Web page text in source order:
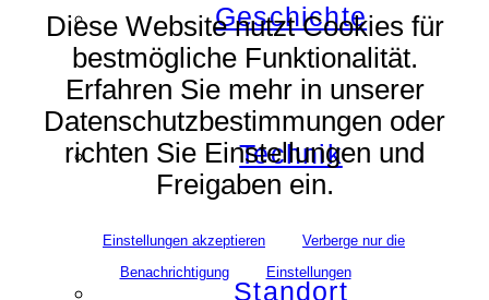
Geschichte
Technik
Standort
Diese Website nutzt Cookies für
bestmögliche Funktionalität.
Erfahren Sie mehr in unserer
Datenschutzbestimmungen oder
richten Sie Einstellungen und
Freigaben ein.
Einstellungen akzeptieren
Verberge nur die
Benachrichtigung
Einstellungen